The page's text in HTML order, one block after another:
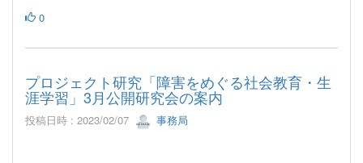
0
プロジェクト研究「障害をめぐる社会教育・生
涯学習」3月公開研究会の案内
投稿日時 : 2023/02/07 事務局